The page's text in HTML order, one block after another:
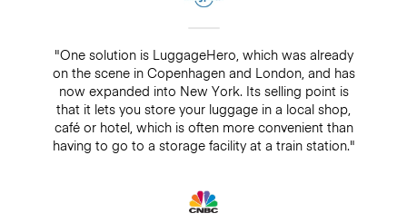
"One solution is LuggageHero, which was already
on the scene in Copenhagen and London, and has
now expanded into New York. Its selling point is
that it lets you store your luggage in a local shop,
café or hotel, which is often more convenient than
having to go to a storage facility at a train station."